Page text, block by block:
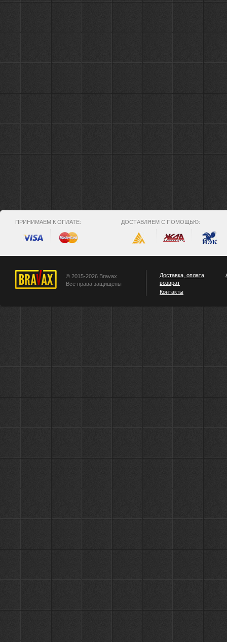
ПРИНИМАЕМ К ОПЛАТЕ: ДОСТАВЛЯЕМ С ПОМОЩЬЮ:
© 2015-2026 Bravax
Все права защищены
Доставка, оплата,
возврат
Контакты